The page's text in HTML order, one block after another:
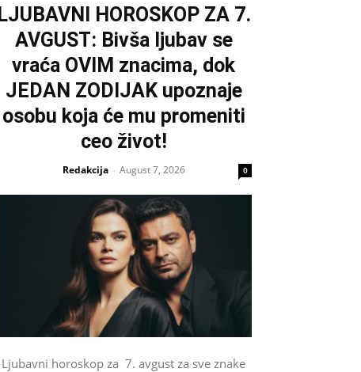
LJUBAVNI HOROSKOP ZA 7.
AVGUST: Bivša ljubav se
vraća OVIM znacima, dok
JEDAN ZODIJAK upoznaje
osobu koja će mu promeniti
ceo život!
Redakcija - August 7, 2026 0
Ljubavni horoskop za 7. avgust za sve znake